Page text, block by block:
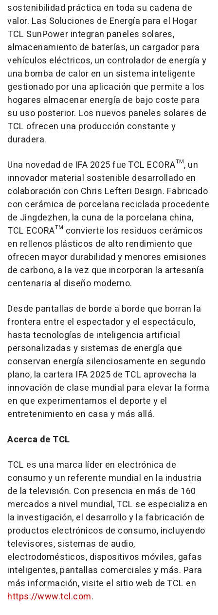
sostenibilidad práctica en toda su cadena de
valor. Las Soluciones de Energía para el Hogar
TCL SunPower integran paneles solares,
almacenamiento de baterías, un cargador para
vehículos eléctricos, un controlador de energía y
una bomba de calor en un sistema inteligente
gestionado por una aplicación que permite a los
hogares almacenar energía de bajo coste para
su uso posterior. Los nuevos paneles solares de
TCL ofrecen una producción constante y
duradera.
Una novedad de IFA 2025 fue TCL ECORA™, un
innovador material sostenible desarrollado en
colaboración con Chris Lefteri Design. Fabricado
con cerámica de porcelana reciclada procedente
de Jingdezhen, la cuna de la porcelana china,
TCL ECORA™ convierte los residuos cerámicos
en rellenos plásticos de alto rendimiento que
ofrecen mayor durabilidad y menores emisiones
de carbono, a la vez que incorporan la artesanía
centenaria al diseño moderno.
Desde pantallas de borde a borde que borran la
frontera entre el espectador y el espectáculo,
hasta tecnologías de inteligencia artificial
personalizadas y sistemas de energía que
conservan energía silenciosamente en segundo
plano, la cartera IFA 2025 de TCL aprovecha la
innovación de clase mundial para elevar la forma
en que experimentamos el deporte y el
entretenimiento en casa y más allá.
Acerca de TCL
TCL es una marca líder en electrónica de
consumo y un referente mundial en la industria
de la televisión. Con presencia en más de 160
mercados a nivel mundial, TCL se especializa en
la investigación, el desarrollo y la fabricación de
productos electrónicos de consumo, incluyendo
televisores, sistemas de audio,
electrodomésticos, dispositivos móviles, gafas
inteligentes, pantallas comerciales y más. Para
más información, visite el sitio web de TCL en
https://www.tcl.com.